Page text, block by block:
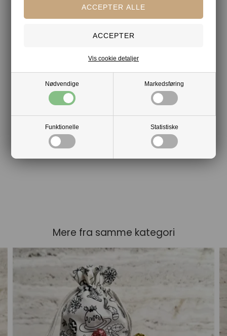
Nødvendige Markedsføring
Funktionelle Statistiske
Vis cookie detaljer
Mere fra samme kategori